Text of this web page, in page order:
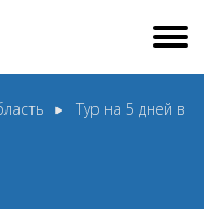
Тур на 5 дней в